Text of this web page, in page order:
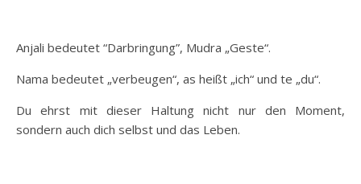
Anjali bedeutet “Darbringung”, Mudra „Geste“.
Nama bedeutet „verbeugen“, as heißt „ich“ und te „du“.
Du ehrst mit dieser Haltung nicht nur den Moment,
sondern auch dich selbst und das Leben.